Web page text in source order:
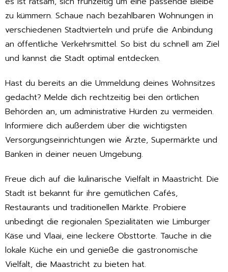
zu kümmern. Schaue nach bezahlbaren Wohnungen in
verschiedenen Stadtvierteln und prüfe die Anbindung
an öffentliche Verkehrsmittel. So bist du schnell am Ziel
und kannst die Stadt optimal entdecken.
Hast du bereits an die Ummeldung deines Wohnsitzes
gedacht? Melde dich rechtzeitig bei den örtlichen
Behörden an, um administrative Hürden zu vermeiden.
Informiere dich außerdem über die wichtigsten
Versorgungseinrichtungen wie Ärzte, Supermärkte und
Banken in deiner neuen Umgebung.
Freue dich auf die kulinarische Vielfalt in Maastricht. Die
Stadt ist bekannt für ihre gemütlichen Cafés,
Restaurants und traditionellen Märkte. Probiere
unbedingt die regionalen Spezialitäten wie Limburger
Käse und Vlaai, eine leckere Obsttorte. Tauche in die
lokale Küche ein und genieße die gastronomische
Vielfalt, die Maastricht zu bieten hat.